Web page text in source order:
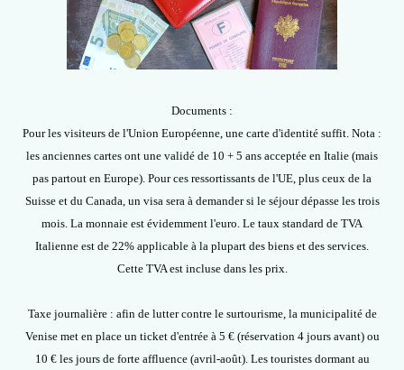
Documents :
Pour les visiteurs de l'Union Européenne, une carte d'identité suffit. Nota :
les anciennes cartes ont une validé de 10 + 5 ans acceptée en Italie (mais
pas partout en Europe). Pour ces ressortissants de l'UE, plus ceux de la
Suisse et du Canada, un visa sera à demander si le séjour dépasse les trois
mois. La monnaie est évidemment l'euro. Le taux standard de TVA
Italienne est de 22% applicable à la plupart des biens et des services.
Cette TVA est incluse dans les prix.
Taxe journalière : afin de lutter contre le surtourisme, la municipalité de
Venise met en place un ticket d'entrée à 5 € (réservation 4 jours avant) ou
10 € les jours de forte affluence (avril-août). Les touristes dormant au